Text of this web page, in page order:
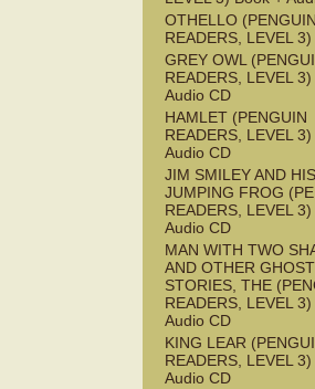
OTHELLO
READERS, LEVEL
GREY OWL
READERS, LEVEL
Audio CD
HAMLET (PENGUIN
READERS, LEVEL
Audio CD
JIM SMILEY AND HIS
JUMPING FROG
READERS, LEVEL
Audio CD
MAN WITH TWO
AND OTHER GHOST
STORIES, THE
READERS, LEVEL
Audio CD
KING LEAR
READERS, LEVEL
Audio CD